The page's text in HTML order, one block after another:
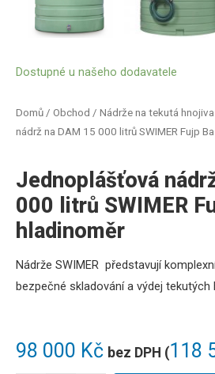
Domů / Obchod / Nádrže na tekutá
nádrž na DAM 15 000 litrů SWIMER Fujp
Jednoplášťová
000 litrů SWIMER
hladinoměr
98 000 Kč bez DPH (118
Nádrže SWIMER představují
bezpečné skladování a výdej tekutých
Dostupné u našeho dodavatele